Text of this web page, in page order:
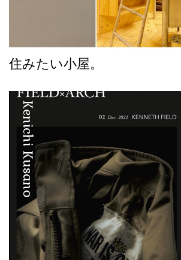
住みたい小屋。
Kenichi Kusano